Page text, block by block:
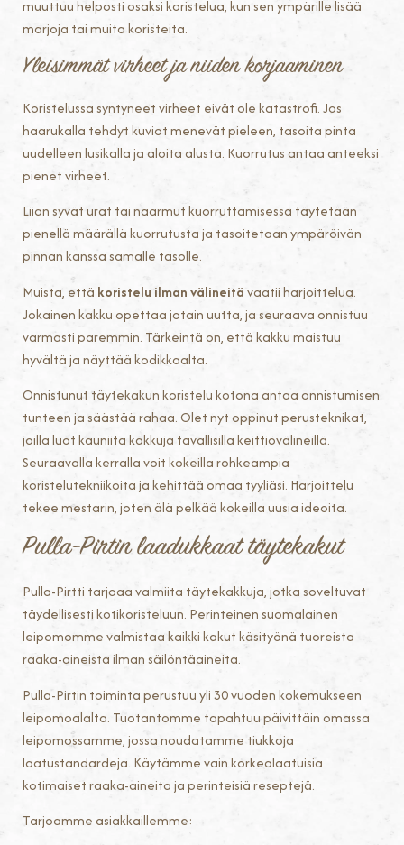
muuttuu helposti osaksi koristelua, kun sen ympärille lisää
marjoja tai muita koristeita.
Yleisimmät virheet ja niiden korjaaminen
Koristelussa syntyneet virheet eivät ole katastrofi. Jos
haarukalla tehdyt kuviot menevät pieleen, tasoita pinta
uudelleen lusikalla ja aloita alusta. Kuorrutus antaa anteeksi
pienet virheet.
Liian syvät urat tai naarmut kuorruttamisessa täytetään
pienellä määrällä kuorrutusta ja tasoitetaan ympäröivän
pinnan kanssa samalle tasolle.
Muista, että koristelu ilman välineitävaatii harjoittelua.
Jokainen kakku opettaa jotain uutta, ja seuraava onnistuu
varmasti paremmin. Tärkeintä on, että kakku maistuu
hyvältä ja näyttää kodikkaalta.
Onnistunut täytekakun koristelu kotona antaa onnistumisen
tunteen ja säästää rahaa. Olet nyt oppinut perusteknikat,
joilla luot kauniita kakkuja tavallisilla keittiövälineillä.
Seuraavalla kerralla voit kokeilla rohkeampia
koristelutekniikoita ja kehittää omaa tyyliäsi. Harjoittelu
tekee mestarin, joten älä pelkää kokeilla uusia ideoita.
Pulla-Pirtin laadukkaat täytekakut
Pulla-Pirtti tarjoaa valmiita täytekakkuja, jotka soveltuvat
täydellisesti kotikoristeluun. Perinteinen suomalainen
leipomomme valmistaa kaikki kakut käsityönä tuoreista
raaka-aineista ilman säilöntäaineita.
Pulla-Pirtin toiminta perustuu yli 30 vuoden kokemukseen
leipomoalalta. Tuotantomme tapahtuu päivittäin omassa
leipomossamme, jossa noudatamme tiukkoja
laatustandardeja. Käytämme vain korkealaatuisia
kotimaiset raaka-aineita ja perinteisiä reseptejä.
Tarjoamme asiakkaillemme: